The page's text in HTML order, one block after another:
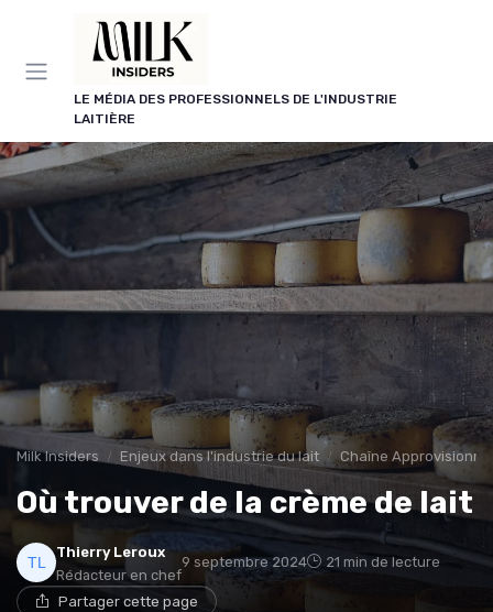
LE MÉDIA DES PROFESSIONNELS DE L'INDUSTRIE
LAITIÈRE
Milk Insiders Enjeux dans l'industrie du lait Chaîne
Où trouver de la crème de lait
Thierry Leroux
Rédacteur en chef
9 septembre 2024 21 min de lecture
Partager cette page